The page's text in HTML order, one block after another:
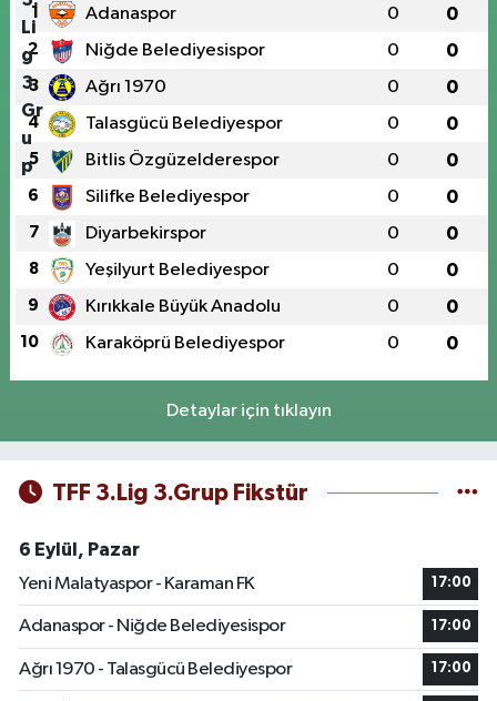
1 Adanaspor 0 0
2 Niğde Belediyesispor 0 0
3 Ağrı 1970 0 0
4 Talasgücü Belediyespor 0 0
5 Bitlis Özgüzelderespor 0 0
6 Silifke Belediyespor 0 0
7 Diyarbekirspor 0 0
8 Yeşilyurt Belediyespor 0 0
9 Kırıkkale Büyük Anadolu 0 0
10 Karaköprü Belediyespor 0 0
Detaylar için tıklayın
TFF 3.Lig 3.Grup Fikstür
6 Eylül, Pazar
Yeni Malatyaspor - Karaman FK
17:00
Adanaspor - Niğde Belediyesispor 17:00
Ağrı 1970 - Talasgücü Belediyespor 17:00